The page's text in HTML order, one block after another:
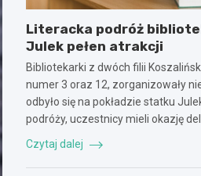
Literacka podróż
Julek pełen atrakcji
Bibliotekarki z dwóch filii
numer 3 oraz 12, zorganizowały
odbyło się na pokładzie statku
podróży, uczestnicy mieli okazję
Czytaj dalej